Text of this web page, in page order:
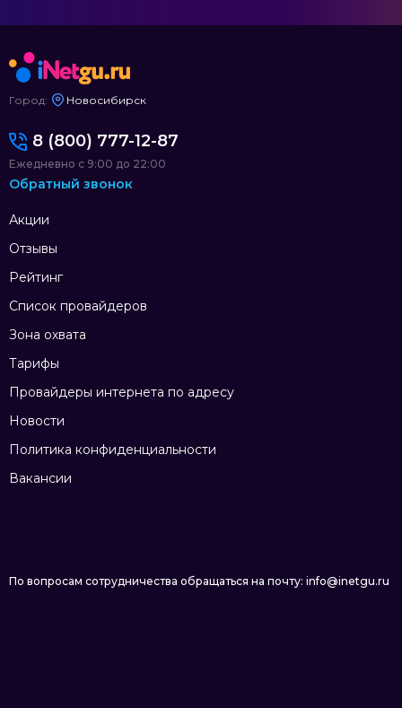
Город: Новосибирск
Акции
Отзывы
Рейтинг
Список провайдеров
Зона охвата
Тарифы
Провайдеры интернета по адресу
Новости
Политика конфиденциальности
Вакансии
8 (800) 777-12-87
Ежедневно с 9:00 до 22:00
Обратный звонок
По вопросам сотрудничества обращаться на почту: info@inetgu.ru